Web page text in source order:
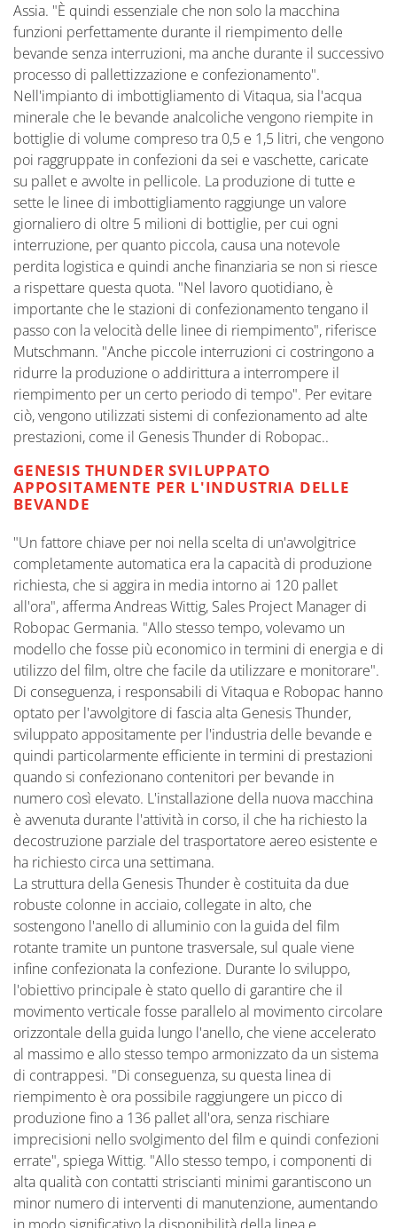
Assia. "È quindi essenziale che non solo la macchina
funzioni perfettamente durante il riempimento delle
bevande senza interruzioni, ma anche durante il successivo
processo di pallettizzazione e confezionamento".
Nell'impianto di imbottigliamento di Vitaqua, sia l'acqua
minerale che le bevande analcoliche vengono riempite in
bottiglie di volume compreso tra 0,5 e 1,5 litri, che vengono
poi raggruppate in confezioni da sei e vaschette, caricate
su pallet e avvolte in pellicole. La produzione di tutte e
sette le linee di imbottigliamento raggiunge un valore
giornaliero di oltre 5 milioni di bottiglie, per cui ogni
interruzione, per quanto piccola, causa una notevole
perdita logistica e quindi anche finanziaria se non si riesce
a rispettare questa quota. "Nel lavoro quotidiano, è
importante che le stazioni di confezionamento tengano il
passo con la velocità delle linee di riempimento", riferisce
Mutschmann. "Anche piccole interruzioni ci costringono a
ridurre la produzione o addirittura a interrompere il
riempimento per un certo periodo di tempo". Per evitare
ciò, vengono utilizzati sistemi di confezionamento ad alte
prestazioni, come il Genesis Thunder di Robopac..
GENESIS THUNDER SVILUPPATO
APPOSITAMENTE PER L'INDUSTRIA DELLE
BEVANDE
"Un fattore chiave per noi nella scelta di un'avvolgitrice
completamente automatica era la capacità di produzione
richiesta, che si aggira in media intorno ai 120 pallet
all'ora", afferma Andreas Wittig, Sales Project Manager di
Robopac Germania. "Allo stesso tempo, volevamo un
modello che fosse più economico in termini di energia e di
utilizzo del film, oltre che facile da utilizzare e monitorare".
Di conseguenza, i responsabili di Vitaqua e Robopac hanno
optato per l'avvolgitore di fascia alta Genesis Thunder,
sviluppato appositamente per l'industria delle bevande e
quindi particolarmente efficiente in termini di prestazioni
quando si confezionano contenitori per bevande in
numero così elevato. L'installazione della nuova macchina
è avvenuta durante l'attività in corso, il che ha richiesto la
decostruzione parziale del trasportatore aereo esistente e
ha richiesto circa una settimana.
La struttura della Genesis Thunder è costituita da due
robuste colonne in acciaio, collegate in alto, che
sostengono l'anello di alluminio con la guida del film
rotante tramite un puntone trasversale, sul quale viene
infine confezionata la confezione. Durante lo sviluppo,
l'obiettivo principale è stato quello di garantire che il
movimento verticale fosse parallelo al movimento circolare
orizzontale della guida lungo l'anello, che viene accelerato
al massimo e allo stesso tempo armonizzato da un sistema
di contrappesi. "Di conseguenza, su questa linea di
riempimento è ora possibile raggiungere un picco di
produzione fino a 136 pallet all'ora, senza rischiare
imprecisioni nello svolgimento del film e quindi confezioni
errate", spiega Wittig. "Allo stesso tempo, i componenti di
alta qualità con contatti striscianti minimi garantiscono un
minor numero di interventi di manutenzione, aumentando